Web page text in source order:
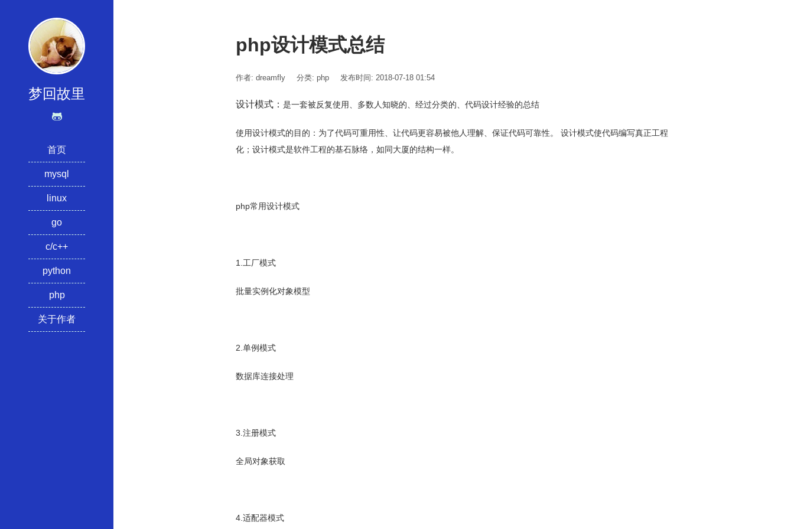
梦回故里
首页
mysql
linux
go
c/c++
python
php
关于作者
php设计模式总结
作者: dreamfly 分类: php 发布时间: 2018-07-18 01:54
设计模式： 是一套被反复使用、多数人知晓的、经过分类的、代码设计经验的总结
使用设计模式的目的：为了代码可重用性、让代码更容易被他人理解、保证代码可靠性。 设计模式使代码编写真正工程
化；设计模式是软件工程的基石脉络，如同大厦的结构一样。
php常用设计模式
1.工厂模式
批量实例化对象模型
2.单例模式
数据库连接处理
3.注册模式
全局对象获取
4.适配器模式